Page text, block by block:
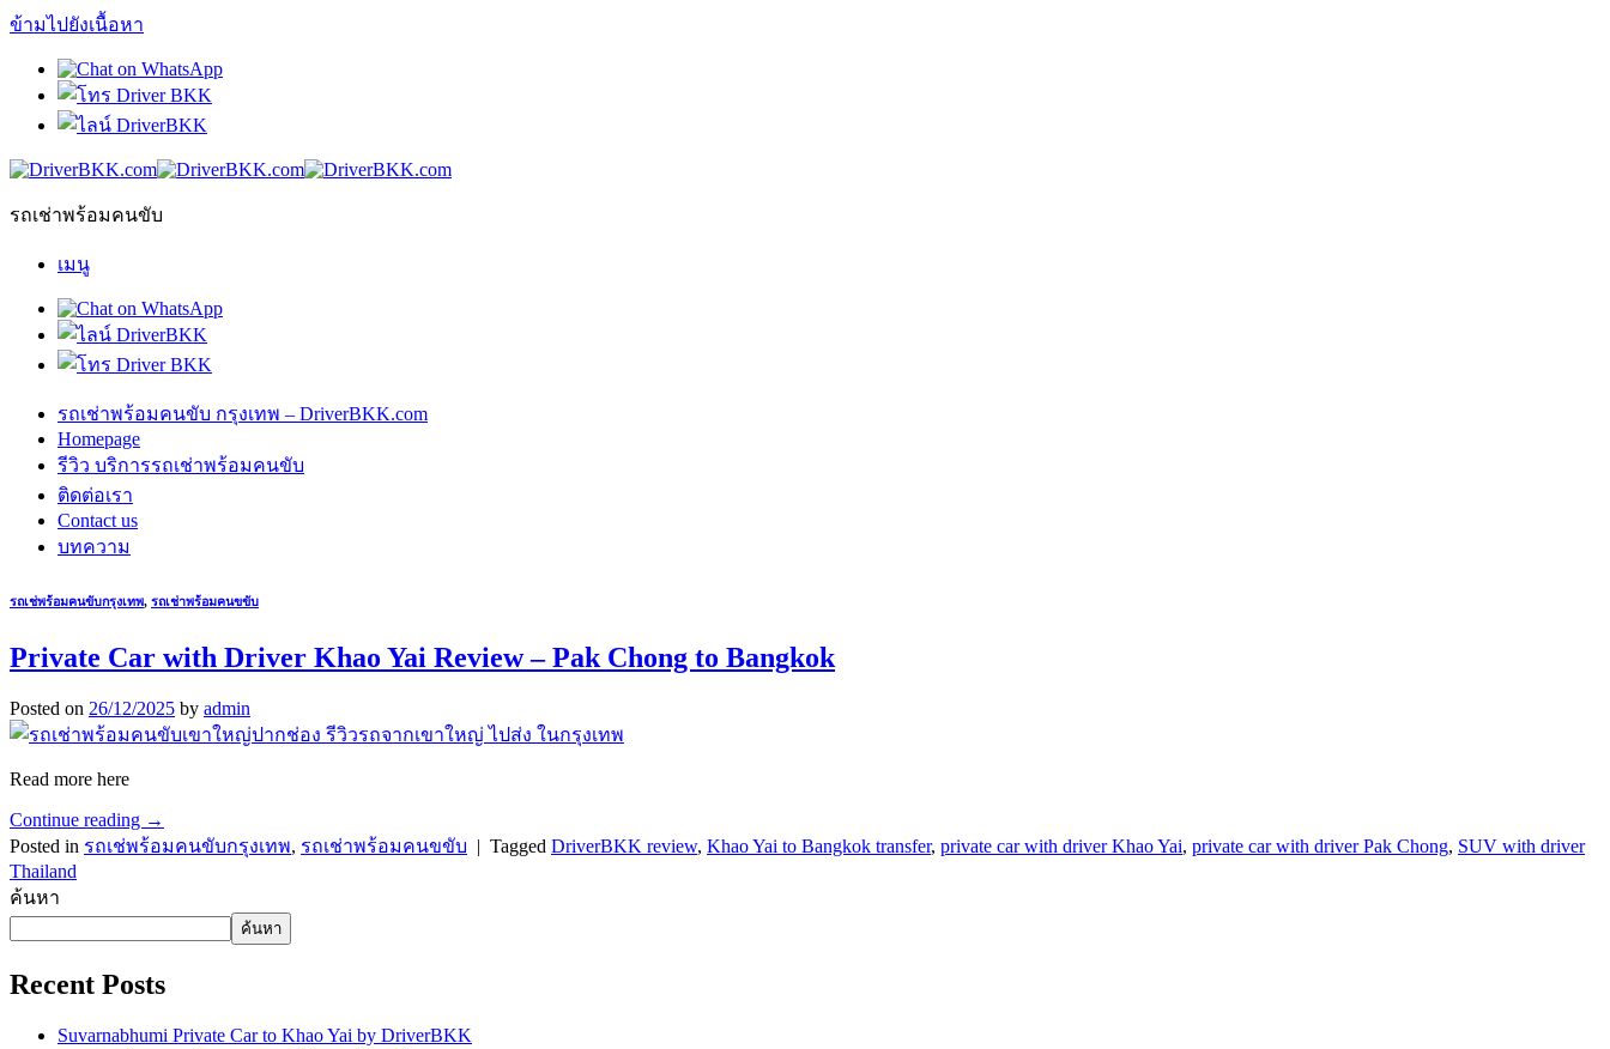
ข้ามไปยังเนื้อหา
รถเช่าพร้อมคนขับ
เมนู
รถเช่าพร้อมคนขับ กรุงเทพ – DriverBKK.com
Homepage
รีวิว บริการรถเช่าพร้อมคนขับ
ติดต่อเรา
Contact us
บทความ
รถเช่พร้อมคนขับกรุงเทพ, รถเช่าพร้อมคนขขับ
Private Car with Driver Khao Yai Review – Pak Chong to Bangkok
Posted on 26/12/2025 by admin
Read more here
Continue reading →
Posted in รถเช่พร้อมคนขับกรุงเทพ, รถเช่าพร้อมคนขขับ | Tagged DriverBKK review, Khao Yai to Bangkok transfer, private car with driver Khao Yai, private car with driver Pak Chong, SUV with driver
Thailand
ค้นหา
ค้นหา
Recent Posts
Suvarnabhumi Private Car to Khao Yai by DriverBKK